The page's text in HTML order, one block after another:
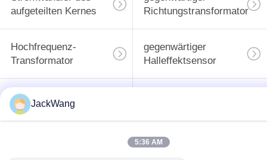
aufgeteilten Kernes
Richtungstransformator
Hochfrequenz-
Transformator
gegenwärtiger
Halleffektsensor
BAD Energie-
Induktor
hohe gegenwärtige
JackWang
5:36 AM